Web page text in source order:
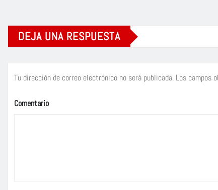
DEJA UNA RESPUESTA
Tu dirección de correo electrónico no será publicada. Los campos
Comentario